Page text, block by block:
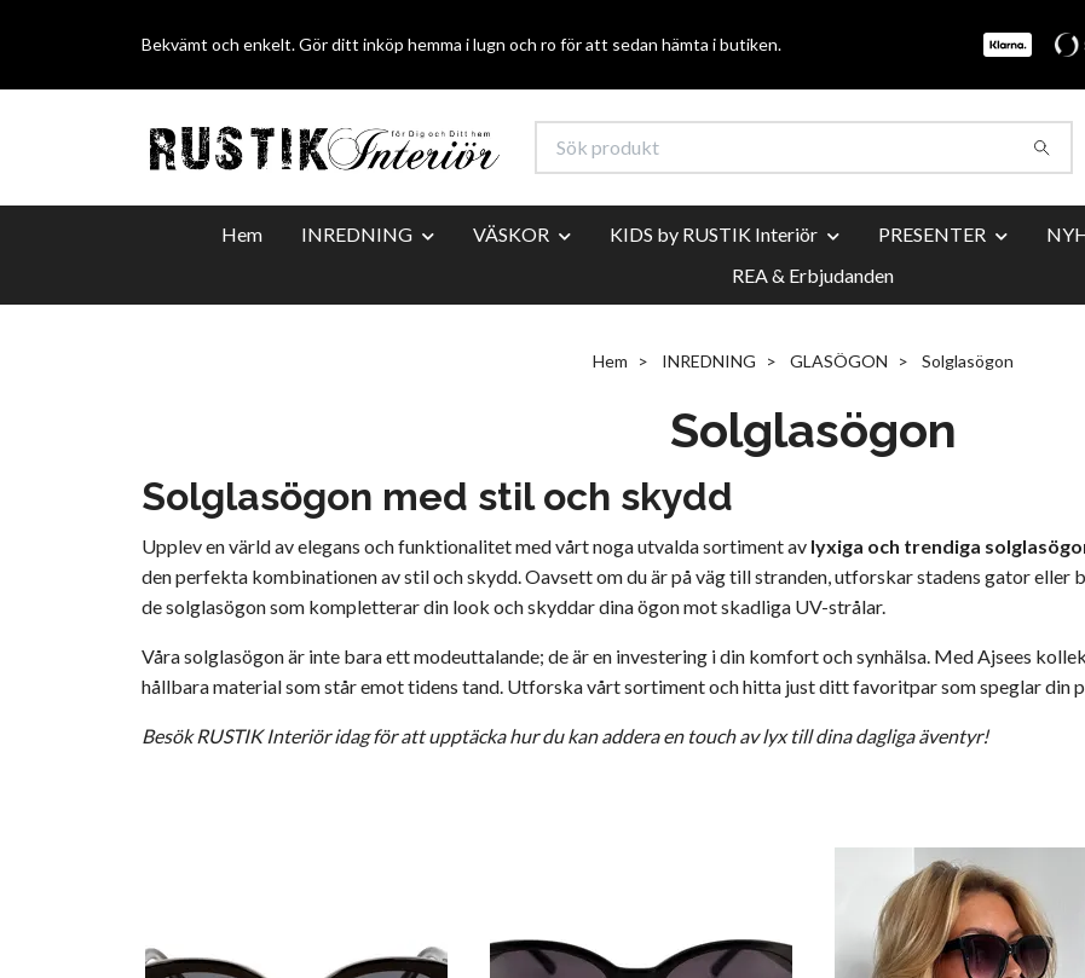
Bekvämt och enkelt. Gör ditt inköp hemma i lugn och ro för att sedan hämta i butiken.
Hem INREDNING VÄSKOR KIDS by RUSTIK Interiör PRESENTER
REA & Erbjudanden
Hem INREDNING GLASÖGON Solglasögon
Solglasögon
Solglasögon med stil och skydd
Upplev en värld av elegans och funktionalitet med vårt noga utvalda sortiment av lyxiga och trendiga
den perfekta kombinationen av stil och skydd. Oavsett om du är på väg till stranden, utforskar stadens gator eller
de solglasögon som kompletterar din look och skyddar dina ögon mot skadliga UV-strålar.
Våra solglasögon är inte bara ett modeuttalande; de är en investering i din komfort och synhälsa. Med Ajsees
hållbara material som står emot tidens tand. Utforska vårt sortiment och hitta just ditt favoritpar som speglar din
Besök RUSTIK Interiör idag för att upptäcka hur du kan addera en touch av lyx till dina dagliga äventyr!